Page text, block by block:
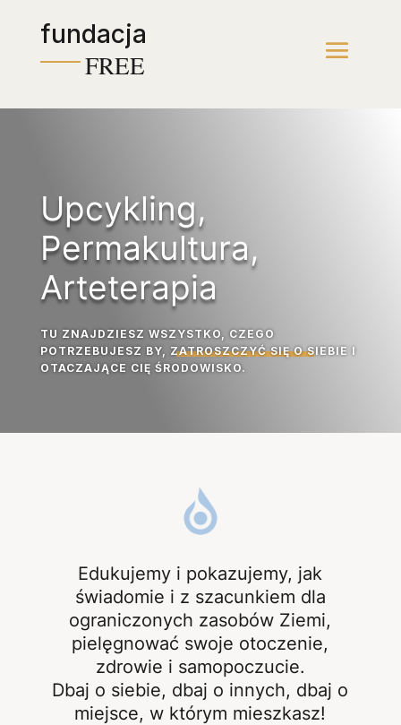
fundacja
FREE
Upcykling,
Permakultura,
Arteterapia
TU ZNAJDZIESZ WSZYSTKO, CZEGO
POTRZEBUJESZ BY, ZATROSZCZYĆ SIĘ O SIEBIE I
OTACZAJĄCE CIĘ ŚRODOWISKO.
Edukujemy i pokazujemy, jak
świadomie i z szacunkiem dla
ograniczonych zasobów Ziemi,
pielęgnować swoje otoczenie,
zdrowie i samopoczucie.
Dbaj o siebie, dbaj o innych, dbaj o
miejsce, w którym mieszkasz!